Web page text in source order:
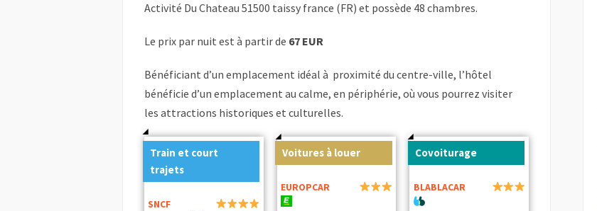
Activité Du Chateau 51500 taissy france (FR) et possède 48 chambres.
Le prix par nuit est à partir de 67 EUR
Bénéficiant d’un emplacement idéal à proximité du centre-ville, l’hôtel
bénéficie d’un emplacement au calme, en périphérie, où vous pourrez visiter
les attractions historiques et culturelles.
Train et court
trajets
SNCF
Voitures à louer
EUROPCAR
Covoiturage
BLABLACAR